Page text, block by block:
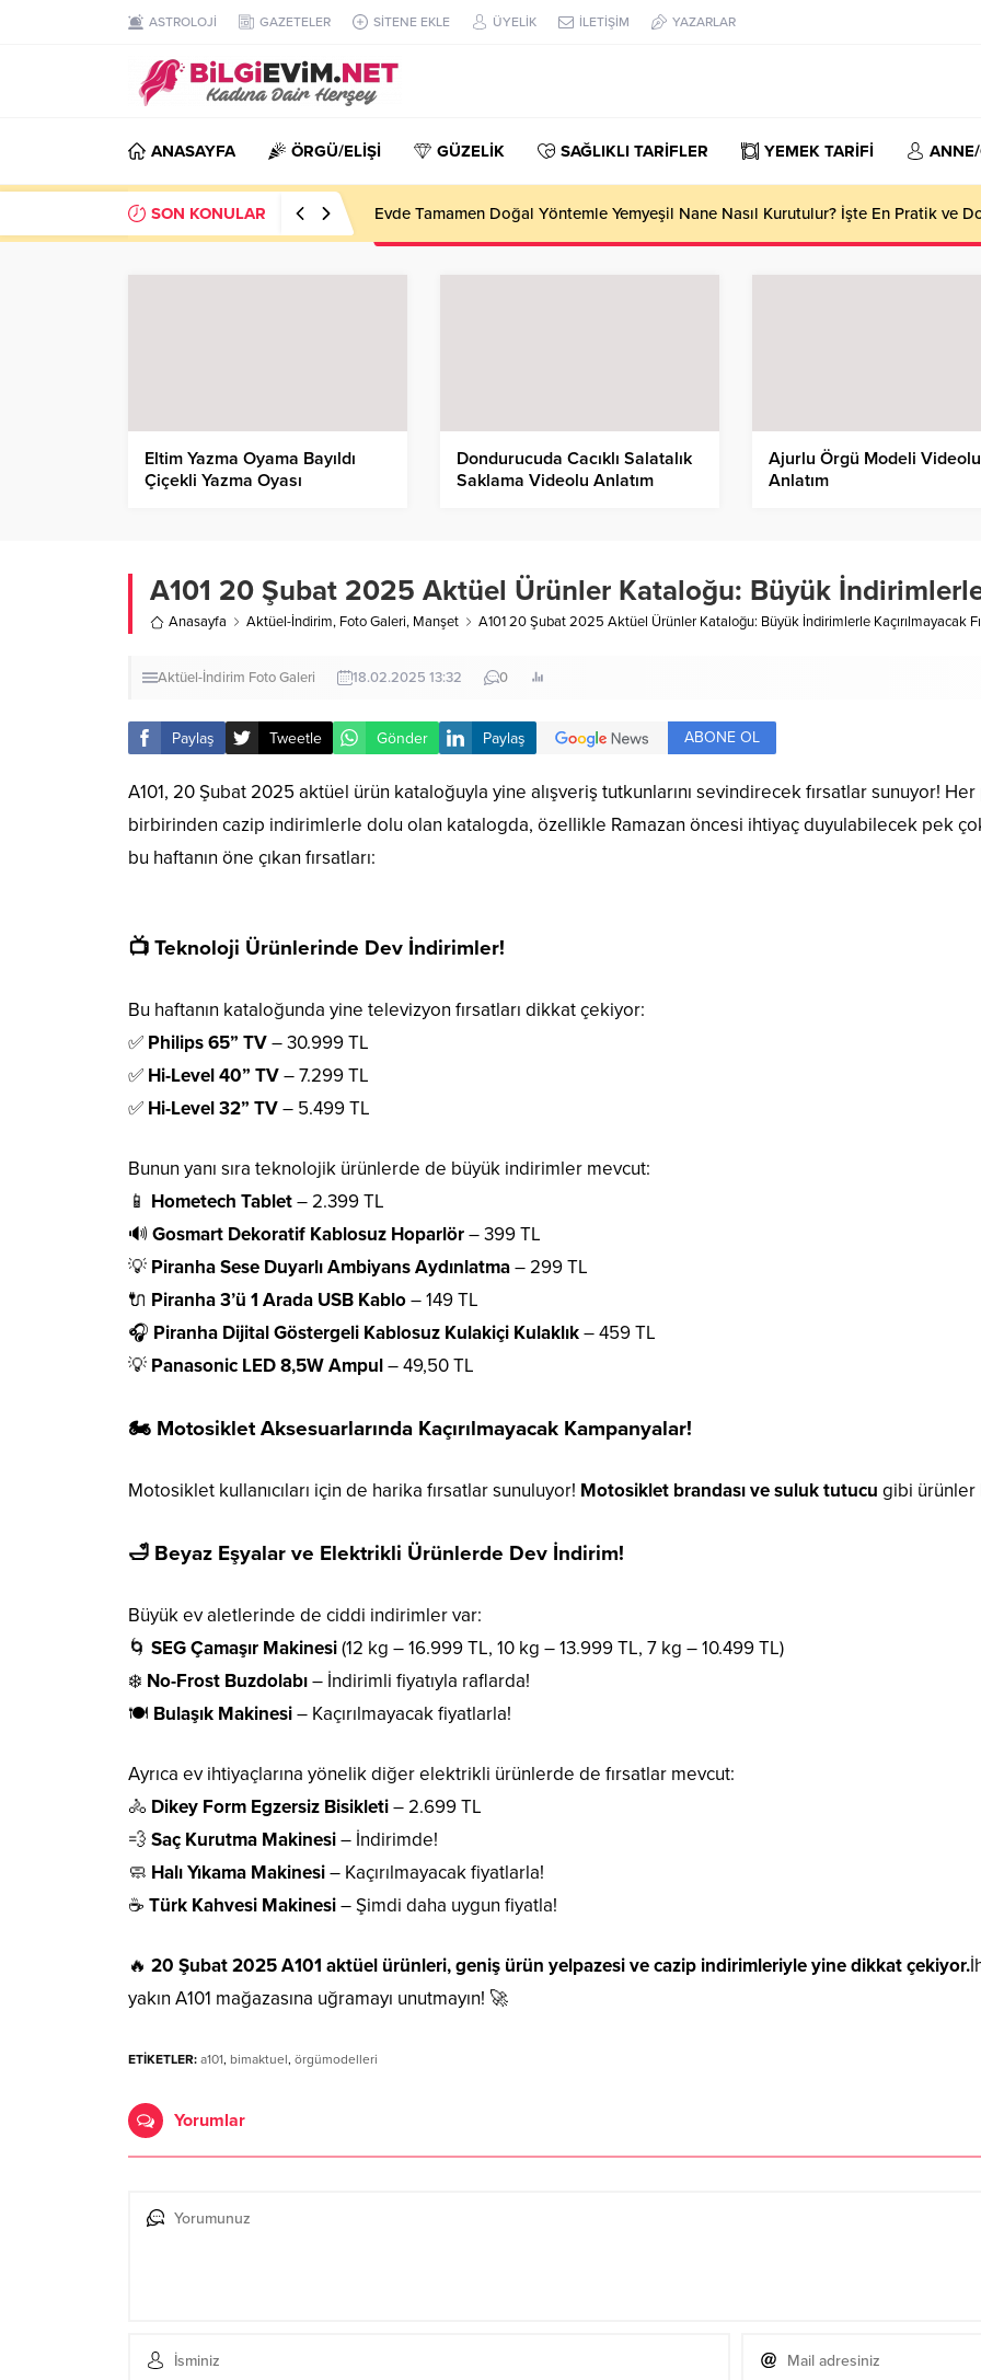
ASTROLOJİ GAZETELER SİTENE EKLE ÜYELİK İLETİŞİM YAZARLAR
ANASAYFA ÖRGÜ/ELİŞİ GÜZELİK SAĞLIKLI TARİFLER YEMEK TARİFİ
SON KONULAR Evde Tamamen Doğal Yöntemle Yemyeşil Nane Nasıl Kurutulur? İşte En Pratik ve
Eltim Yazma Oyama Bayıldı
Çiçekli Yazma Oyası
Dondurucuda Cacıklı Salatalık
Saklama Videolu Anlatım
Ajurlu Örgü Modeli Videolu
Anlatım
A101 20 Şubat 2025 Aktüel Ürünler Kataloğu: Büyük İndirimlerle
Anasayfa Aktüel-İndirim, Foto Galeri, Manşet A101 20 Şubat 2025 Aktüel Ürünler Kataloğu: Büyük İndirimlerle Kaçırılmayacak
Aktüel-İndirim Foto Galeri 18.02.2025 13:32 0
Paylaş Tweetle Gönder Paylaş ABONE OL
A101, 20 Şubat 2025 aktüel ürün kataloğuyla yine alışveriş tutkunlarını sevindirecek fırsatlar sunuyor!
birbirinden cazip indirimlerle dolu olan katalogda, özellikle Ramazan öncesi ihtiyaç duyulabilecek pek
bu haftanın öne çıkan fırsatları:
📺 Teknoloji Ürünlerinde Dev İndirimler!
Bu haftanın kataloğunda yine televizyon fırsatları dikkat çekiyor:
✅ Philips 65” TV– 30.999 TL
✅ Hi-Level 40” TV– 7.299 TL
✅ Hi-Level 32” TV– 5.499 TL
Bunun yanı sıra teknolojik ürünlerde de büyük indirimler mevcut:
📱 Hometech Tablet– 2.399 TL
🔊 Gosmart Dekoratif Kablosuz Hoparlör– 399 TL
💡 Piranha Sese Duyarlı Ambiyans Aydınlatma– 299 TL
🔌 Piranha 3’ü 1 Arada USB Kablo– 149 TL
🎧 Piranha Dijital Göstergeli Kablosuz Kulakiçi Kulaklık– 459 TL
💡 Panasonic LED 8,5W Ampul– 49,50 TL
🏍️ Motosiklet Aksesuarlarında Kaçırılmayacak Kampanyalar!
Motosiklet kullanıcıları için de harika fırsatlar sunuluyor! Motosiklet brandası ve suluk tutucu gibi ürünler
🛁 Beyaz Eşyalar ve Elektrikli Ürünlerde Dev İndirim!
Büyük ev aletlerinde de ciddi indirimler var:
🌀 SEG Çamaşır Makinesi(12 kg – 16.999 TL, 10 kg – 13.999 TL, 7 kg – 10.499 TL)
❄️ No-Frost Buzdolabı– İndirimli fiyatıyla raflarda!
🍽️ Bulaşık Makinesi– Kaçırılmayacak fiyatlarla!
Ayrıca ev ihtiyaçlarına yönelik diğer elektrikli ürünlerde de fırsatlar mevcut:
🚴 Dikey Form Egzersiz Bisikleti– 2.699 TL
💨 Saç Kurutma Makinesi– İndirimde!
🧼 Halı Yıkama Makinesi– Kaçırılmayacak fiyatlarla!
☕ Türk Kahvesi Makinesi– Şimdi daha uygun fiyatla!
🔥 20 Şubat 2025 A101 aktüel ürünleri, geniş ürün yelpazesi ve cazip indirimleriyle yine dikkat çekiyor.
yakın A101 mağazasına uğramayı unutmayın! 🚀
ETİKETLER: a101, bimaktuel, örgümodelleri
Yorumlar